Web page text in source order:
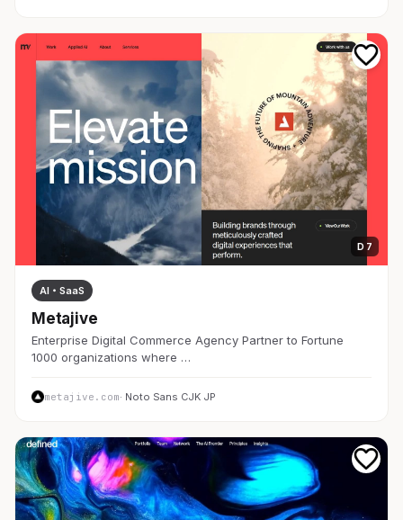
D 7
AI・SaaS
Metajive
Enterprise Digital Commerce Agency Partner to Fortune
1000 organizations where …
metajive.com· Noto Sans CJK JP